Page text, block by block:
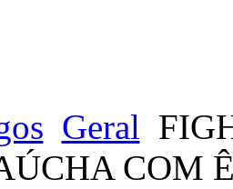
Geral
COM